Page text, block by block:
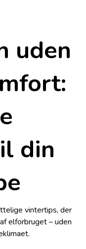
uden
din
vintertips, der
elforbruget – uden